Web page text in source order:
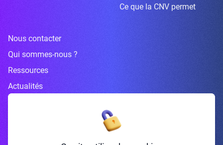
Ce que la CNV permet
Nous contacter
Qui sommes-nous ?
Ressources
Actualités
Inscrivez-vous à la newsletter